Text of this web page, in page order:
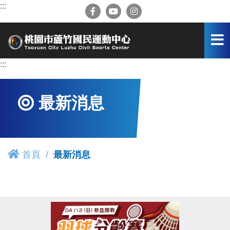
跳
容
:::
:::
最新消息
首頁 最新消息